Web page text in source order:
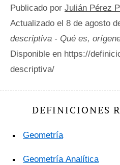
Publicado por Julián Pérez
Actualizado el 8 de agosto
descriptiva - Qué es,
Disponible en https://
descriptiva/
DEFINICIONES
Geometría
Geometría Analítica